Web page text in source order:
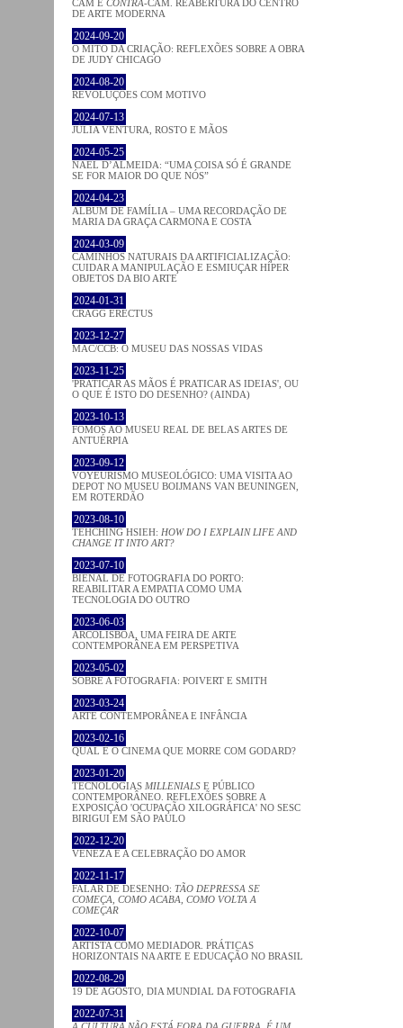
CAM E CONTRA-CAM. REABERTURA DO CENTRO
DE ARTE MODERNA
2024-09-20
O MITO DA CRIAÇÃO: REFLEXÕES SOBRE A OBRA
DE JUDY CHICAGO
2024-08-20
REVOLUÇÕES COM MOTIVO
2024-07-13
JÚLIA VENTURA, ROSTO E MÃOS
2024-05-25
NAEL D’ALMEIDA: “UMA COISA SÓ É GRANDE
SE FOR MAIOR DO QUE NÓS”
2024-04-23
ÁLBUM DE FAMÍLIA – UMA RECORDAÇÃO DE
MARIA DA GRAÇA CARMONA E COSTA
2024-03-09
CAMINHOS NATURAIS DA ARTIFICIALIZAÇÃO:
CUIDAR A MANIPULAÇÃO E ESMIUÇAR HÍPER
OBJETOS DA BIO ARTE
2024-01-31
CRAGG ERECTUS
2023-12-27
MAC/CCB: O MUSEU DAS NOSSAS VIDAS
2023-11-25
'PRATICAR AS MÃOS É PRATICAR AS IDEIAS', OU
O QUE É ISTO DO DESENHO? (AINDA)
2023-10-13
FOMOS AO MUSEU REAL DE BELAS ARTES DE
ANTUÉRPIA
2023-09-12
VOYEURISMO MUSEOLÓGICO: UMA VISITA AO
DEPOT NO MUSEU BOIJMANS VAN BEUNINGEN,
EM ROTERDÃO
2023-08-10
TEHCHING HSIEH: HOW DO I EXPLAIN LIFE AND
CHANGE IT INTO ART?
2023-07-10
BIENAL DE FOTOGRAFIA DO PORTO:
REABILITAR A EMPATIA COMO UMA
TECNOLOGIA DO OUTRO
2023-06-03
ARCOLISBOA, UMA FEIRA DE ARTE
CONTEMPORÂNEA EM PERSPETIVA
2023-05-02
SOBRE A FOTOGRAFIA: POIVERT E SMITH
2023-03-24
ARTE CONTEMPORÂNEA E INFÂNCIA
2023-02-16
QUAL É O CINEMA QUE MORRE COM GODARD?
2023-01-20
TECNOLOGIAS MILLENIALS E PÚBLICO
CONTEMPORÂNEO. REFLEXÕES SOBRE A
EXPOSIÇÃO 'OCUPAÇÃO XILOGRÁFICA' NO SESC
BIRIGUI EM SÃO PAULO
2022-12-20
VENEZA E A CELEBRAÇÃO DO AMOR
2022-11-17
FALAR DE DESENHO: TÃO DEPRESSA SE
COMEÇA, COMO ACABA, COMO VOLTA A
COMEÇAR
2022-10-07
ARTISTA COMO MEDIADOR. PRÁTICAS
HORIZONTAIS NA ARTE E EDUCAÇÃO NO BRASIL
2022-08-29
19 DE AGOSTO, DIA MUNDIAL DA FOTOGRAFIA
2022-07-31